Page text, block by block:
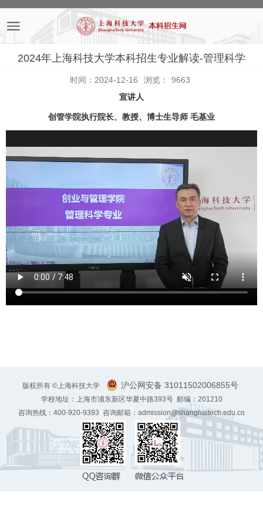
2024年上海科技大学本科招生专业解读-管理科学
时间：2024-12-16 浏览： 9663
宣讲人
创管学院执行院长、教授、博士生导师 毛基业
版权所有 ©上海科技大学 沪公网安备 31011502006855号
学校地址：上海市浦东新区华夏中路393号 邮编：201210
咨询热线：400-920-9393 咨询邮箱：admission@shanghaitech.edu.cn